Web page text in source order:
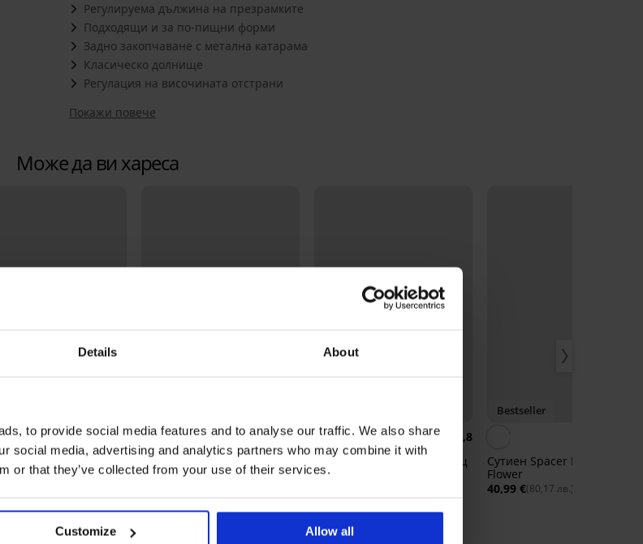
Details About
to provide social media features and to analyse our traffic. We also share
social media, advertising and analytics partners who may combine it with
or that they’ve collected from your use of their services.
Customize Allow all
Регулируема дължина на презрамките
Подходящи и за по-пищни форми
Задно закопчаване с метална катарама
Класическо долнище
Регулация на височината отстрани
Покажи повече
Може да ви хареса
4,3
Violeta подплатен
4,9
Сутиен Simplicity T-Shirt Bra
подплатен
4,8
Сутиен Maia 4D изглаждащ
40,99 €
Bestseller
Сутиен Spacer Delicate
Flower
40,99 €(80,17 лв.)